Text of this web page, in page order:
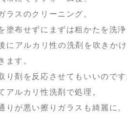
ラスのクリーニング。
塗布せずにまずは粗かたを洗浄
にアルカリ性の洗剤を吹きか
ます。
り剤を反応させてもいいのです
アルカリ性洗剤で処理。
りが悪い擦りガラスも綺麗に。